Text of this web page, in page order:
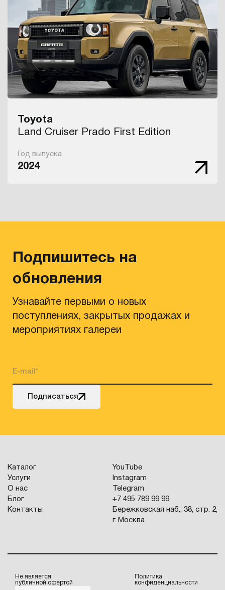
Toyota
Land Cruiser Prado First Edition
Год выпуска
2024
Подпишитесь на
обновления
Узнавайте первыми о новых
поступлениях, закрытых продажах и
мероприятиях галереи
Подписаться
Каталог
Услуги
О нас
Блог
Контакты
YouTube
Instagram
Telegram
+7 495 789 99 99
Бережковская наб., 38, стр. 2,
г. Москва
Политика
конфиденциальности
Не является
публичной офертой